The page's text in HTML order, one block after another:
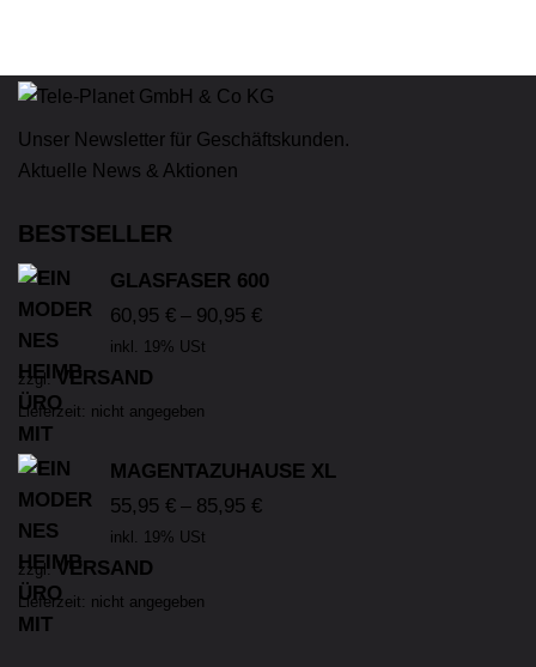
Unser Newsletter für Geschäftskunden.
Aktuelle News & Aktionen
BESTSELLER
GLASFASER 600
60,95 € – 90,95 €
inkl. 19% USt
zzgl.VERSAND
Lieferzeit: nicht angegeben
MAGENTAZUHAUSE XL
55,95 € – 85,95 €
inkl. 19% USt
zzgl.VERSAND
Lieferzeit: nicht angegeben